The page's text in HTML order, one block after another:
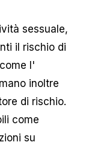
sessuale,
il rischio di
inoltre
di rischio.
come
su